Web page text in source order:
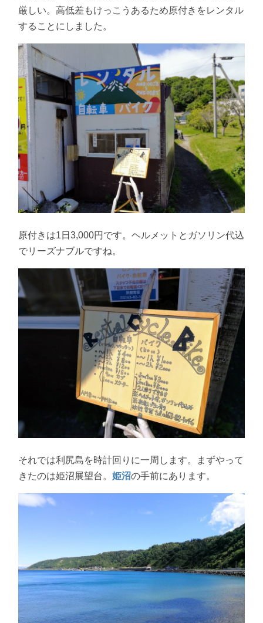
厳しい。高低差もけっこうあるため原付きをレンタル
することにしました。
原付きは1日3,000円です。ヘルメットとガソリン代込
でリーズナブルですね。
それでは利尻島を時計回りに一周します。まずやって
きたのは姫沼展望台。姫沼の手前にあります。